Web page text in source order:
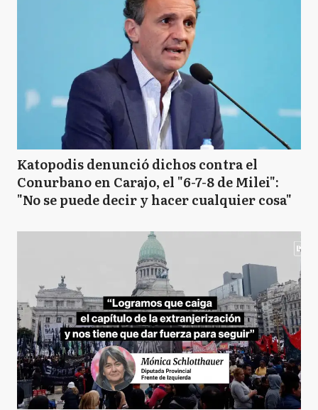
Katopodis denunció dichos contra el
Conurbano en Carajo, el "6-7-8 de Milei":
"No se puede decir y hacer cualquier cosa"